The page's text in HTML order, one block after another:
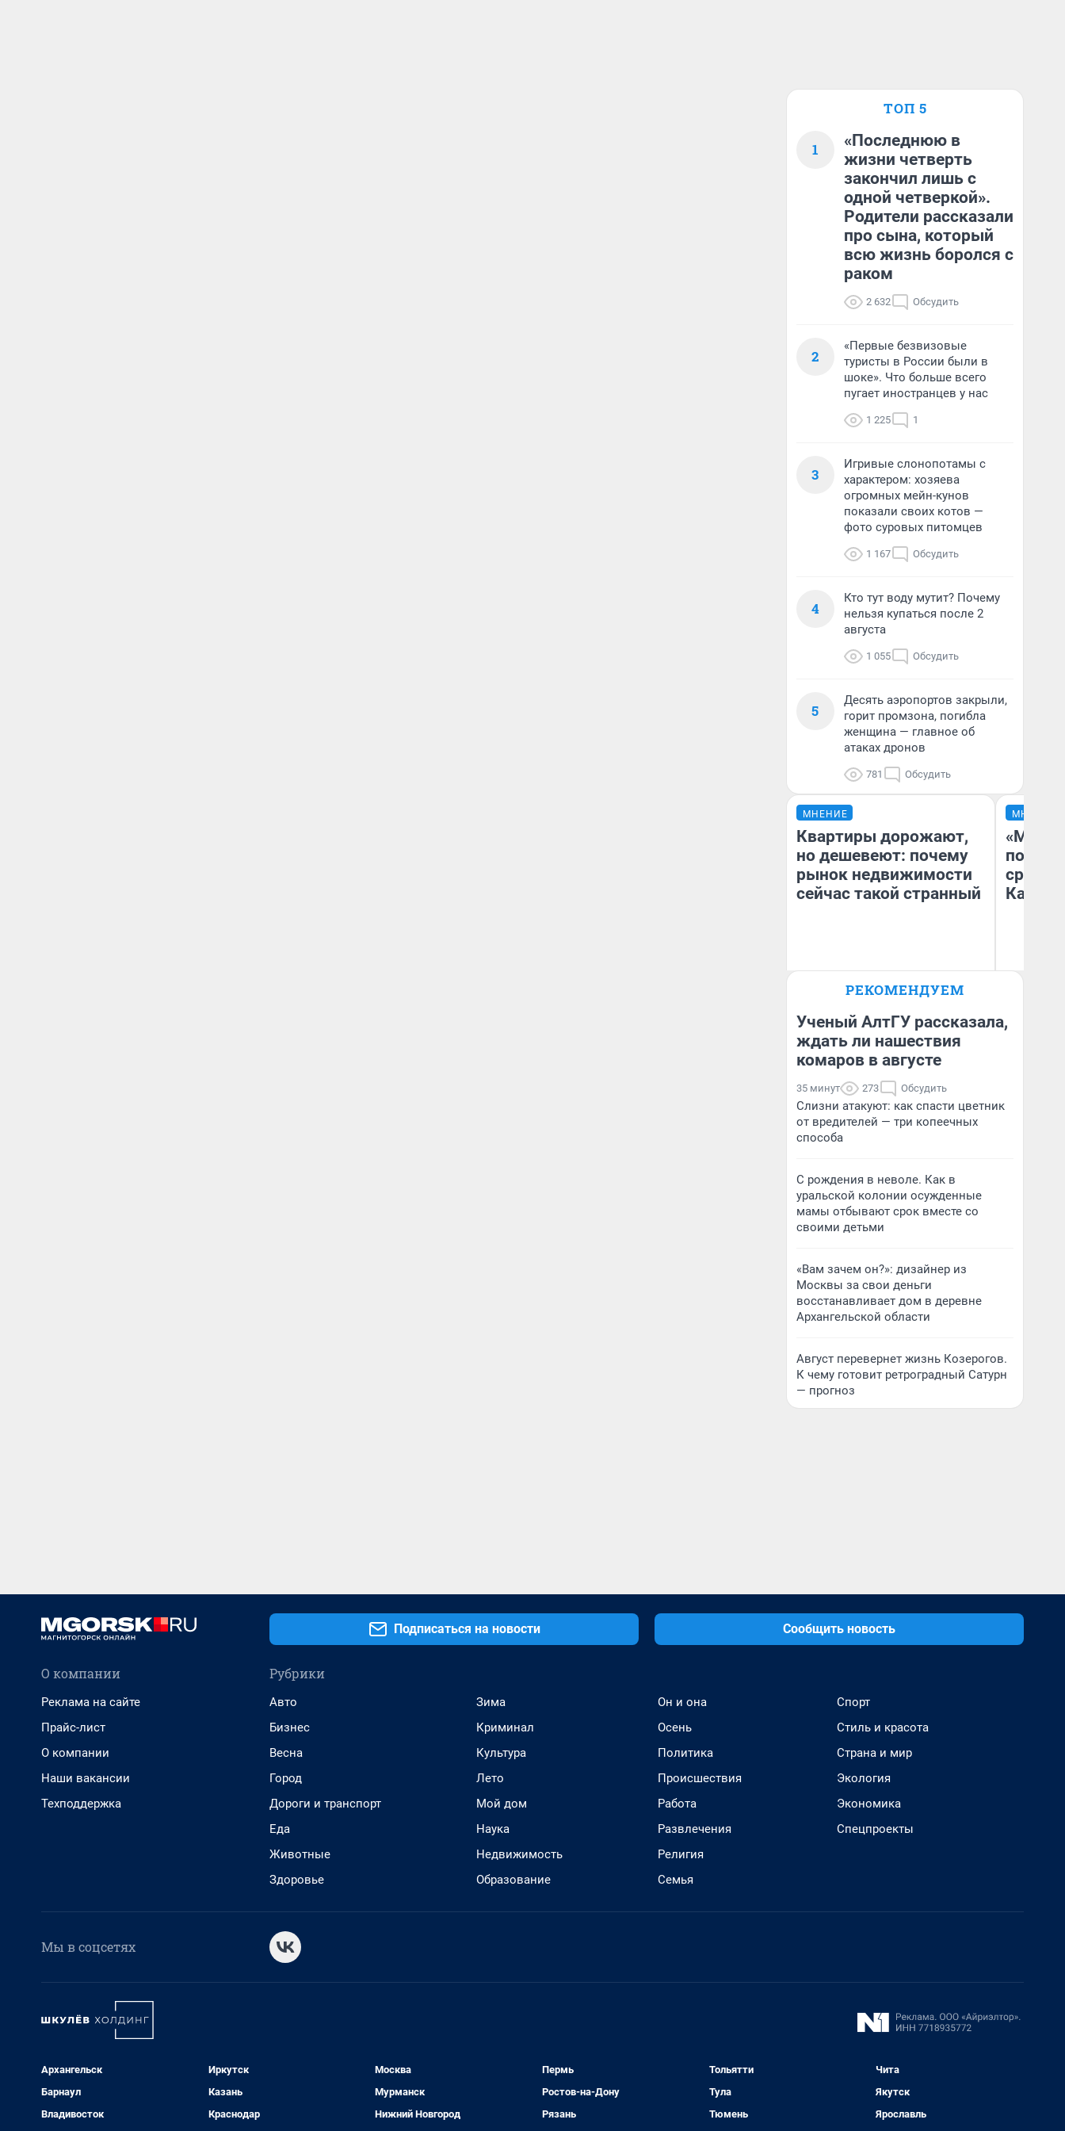
ТОП 5
1
«Последнюю в
жизни четверть
закончил лишь с
одной четверкой».
Родители рассказали
про сына, который
всю жизнь боролся с
раком
2 632 Обсудить
2
«Первые безвизовые
туристы в России были в
шоке». Что больше всего
пугает иностранцев у нас
1 225 1
3
Игривые слонопотамы с
характером: хозяева
огромных мейн-кунов
показали своих котов —
фото суровых питомцев
1 167 Обсудить
4
Кто тут воду мутит? Почему
нельзя купаться после 2
августа
1 055 Обсудить
5
Десять аэропортов закрыли,
горит промзона, погибла
женщина — главное об
атаках дронов
781 Обсудить
МНЕНИЕ
Квартиры дорожают,
но дешевеют: почему
рынок недвижимости
сейчас такой странный
Екатерина Торопова
недвижимости
МНЕНИЕ
РЕКОМЕНДУЕМ
Ученый АлтГУ рассказала,
ждать ли нашествия
комаров в августе
35 минут 273 Обсудить
Слизни атакуют: как спасти цветник
от вредителей — три копеечных
способа
С рождения в неволе. Как в
уральской колонии осужденные
мамы отбывают срок вместе со
своими детьми
«Вам зачем он?»: дизайнер из
Москвы за свои деньги
восстанавливает дом в деревне
Архангельской области
Август перевернет жизнь Козерогов.
К чему готовит ретроградный Сатурн
— прогноз
Подписаться на новости Сообщить новость
О компании
Реклама на сайте
Прайс-лист
О компании
Наши вакансии
Техподдержка
Рубрики
Авто
Бизнес
Весна
Город
Дороги и транспорт
Еда
Животные
Здоровье
Зима
Криминал
Культура
Лето
Мой дом
Наука
Недвижимость
Образование
Он и она
Осень
Политика
Происшествия
Работа
Развлечения
Религия
Семья
Спорт
Стиль и красота
Страна и мир
Экология
Экономика
Спецпроекты
Мы в соцсетях
Архангельск
Барнаул
Владивосток
Иркутск
Казань
Краснодар
Москва
Мурманск
Нижний Новгород
Пермь
Ростов-на-Дону
Рязань
Тольятти
Тула
Тюмень
Чита
Якутск
Ярославль